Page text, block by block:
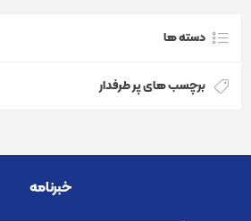
دسته ها
برچسب های پر طرفدار
خبرنامه